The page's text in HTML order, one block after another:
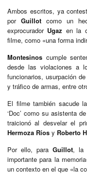
Ambos escritos, ya
por Guillotcomo un
exprocurador Ugaz en la
filme, como «una forma
Montesinos cumple
desde las violaciones a
funcionarios, usurpación
y tráfico de armas, entre
El filme también sacude
‘Doc’ como su asistenta
traicionó al desvelar el
Hermoza Ríos y Roberto
Por ello, para Guillot, la
importante para la
un contexto en el que «la